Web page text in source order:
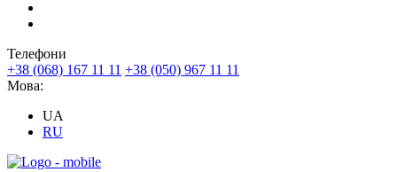
Телефони
+38 (068) 167 11 11 +38 (050) 967 11 11
Мова:
UA
RU